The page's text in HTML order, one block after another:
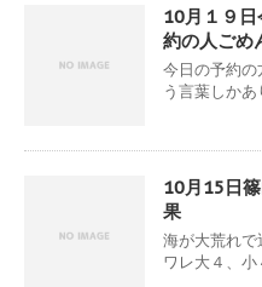
10月１９
約の人ごめ
今日の予約
う言葉しかあ
10月15日
果
海が大荒れ
ワレ大４、